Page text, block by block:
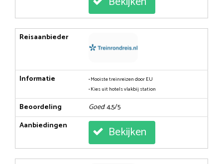
Reisaanbieder
Informatie
• Mooiste treinreizen door EU
• Kies uit hotels vlakbij station
Beoordeling Goed: 4,5/5
Aanbiedingen
Bekijken